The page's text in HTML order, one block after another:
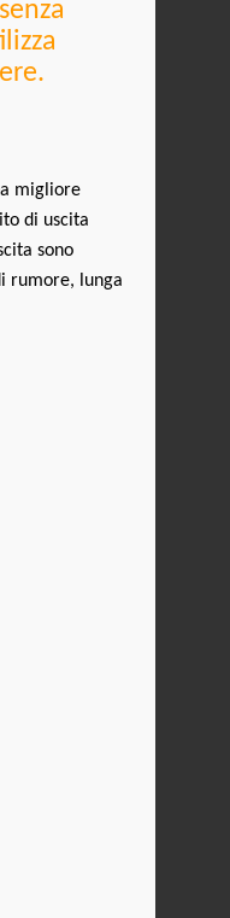
migliore
di uscita
sono
rumore, lunga